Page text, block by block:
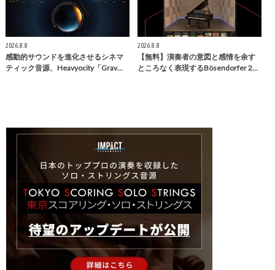
2026.8.8
感動的サウンドを進化させるシネマ
ティック音源、Heavyocity「Grav…
2026.8.8
【無料】演奏者の意図と感情を余す
ところなく表現するBösendorfer 2…